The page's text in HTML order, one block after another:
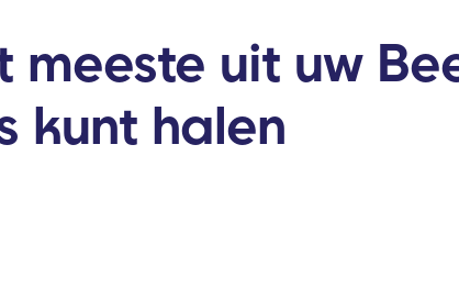
meeste uit uw
kunt halen